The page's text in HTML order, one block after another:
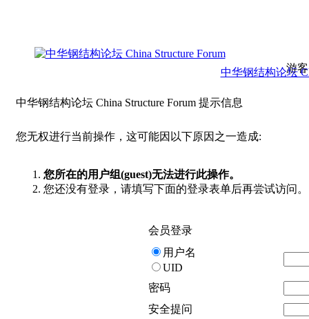
游
中华钢结构论坛
中华钢结构论坛 China Structure Forum 提示信息
您无权进行当前操作，这可能因以下原因之一造成:
您所在的用户组(guest)无法进行此操作。
您还没有登录，请填写下面的登录表单后再尝试访问。
会员登录
用户名
UID
密码
安全提问